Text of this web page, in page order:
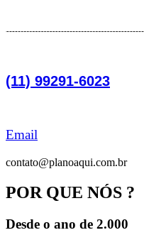
(11) 99291-6023
Email
contato@planoaqui.com.br
POR QUE NÓS ?
Desde o ano de 2.000